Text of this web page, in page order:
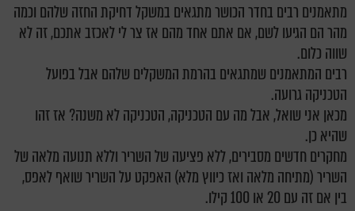
מתאמנים רבים בחדר הכושר מתגאים במשקל דחיקת החזה שלהם וכמה
מהר הם הגיעו לשם, אם אתם אחד מהם אז צר לי לאכזב אתכם, זה לא
שווה כלום.
רבים המתאמנים שמתגאים בהרמת המשקלים שלהם אבל בפועל
הטכניקה גרועה.
מכאן אני שואל, אבל מה עם הטכניקה, הטכניקה לא משנה? אז זהו
שהיא כן.
מחקרים חדשים מסבירים, ללא פציעה של השריר וללא תנועה מלאה של
השריר (מתיחה מלאה ואז כיווץ מלא) האפקט על השריר שואף לאפס,
בין אם זה עם 20 או 100 קילו.